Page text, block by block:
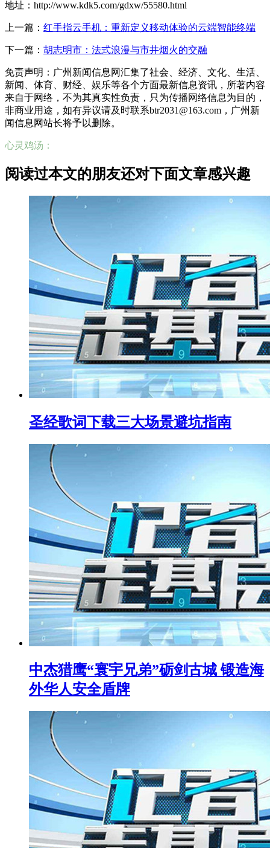
地址：http://www.kdk5.com/gdxw/55580.html
上一篇： 红手指云手机：重新定义移动体验的云端智能终端
下一篇： 胡志明市：法式浪漫与市井烟火的交融
免责声明：广州新闻信息网汇集了社会、经济、文化、生活、
新闻、体育、财经、娱乐等各个方面最新信息资讯，所著内容
来自于网络，不为其真实性负责，只为传播网络信息为目的，
非商业用途，如有异议请及时联系btr2031@163.com，广州新
闻信息网站长将予以删除。
心灵鸡汤：
阅读过本文的朋友还对下面文章感兴趣
圣经歌词下载三大场景避坑指南
中杰猎鹰“寰宇兄弟”砺剑古城 锻造海
外华人安全盾牌